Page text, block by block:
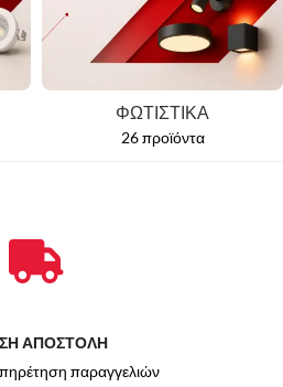
ΦΩΤΙΣΤΙΚΑ
26 προϊόντα
ΑΠΟΣΤΟΛΗ
παραγγελιών